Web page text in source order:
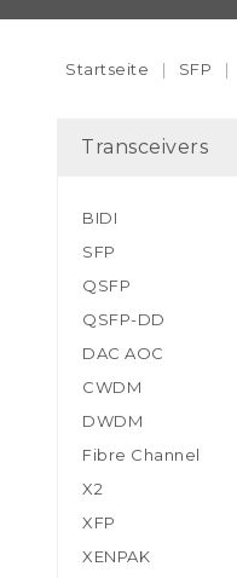
Startseite SFP
Transceivers
BIDI
SFP
QSFP
QSFP-DD
DAC AOC
CWDM
DWDM
Fibre Channel
X2
XFP
XENPAK